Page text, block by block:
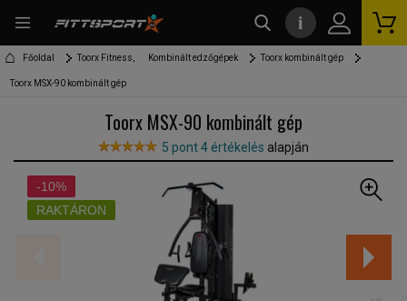
Főoldal Toorx Fitness, Kombinált edzőgépek Toorx kombinált gép
Toorx MSX-90 kombinált gép
Toorx MSX-90 kombinált gép
5 pont 4 értékelés alapján
-10%
RAKTÁRON
i
kereső